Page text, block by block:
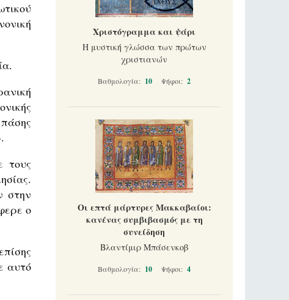
τους
στην
ο
αυτό
Χριστόγραμμα και ψάρι
Η μυστική γλώσσα των πρώτων
χριστιανών
Βαθμολογία: 10 Ψήφοι: 2
Οι επτά μάρτυρες Μακκαβαίοι:
κανένας συμβιβασμός με τη
συνείδηση
Βλαντίμιρ Μπάσενκοβ
Βαθμολογία: 10 Ψήφοι: 4